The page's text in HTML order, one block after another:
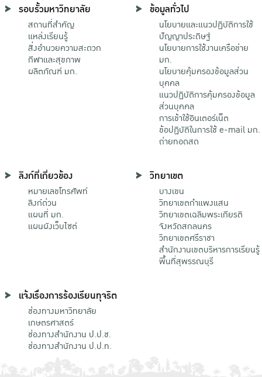
รอบรั้วมหาวิทยาลัย
สถานที่สำคัญ
แหล่งเรียนรู้
สิ่งอำนวยความสะดวก
กีฬาและสุขภาพ
ผลิตภัณฑ์ มก.
ข้อมูลทั่วไป
นโยบายและแนวปฏิบัติการใช้
ปัญญาประดิษฐ์
นโยบายการใช้งานเครือข่าย
มก.
นโยบายคุ้มครองข้อมูลส่วน
บุคคล
แนวปฏิบัติการคุ้มครองข้อมูล
ส่วนบุคคล
การเข้าใช้อินเตอร์เน็ต
ข้อปฏิบัติในการใช้ e-mail มก.
ถ่ายทอดสด
ลิงก์ที่เกี่ยวข้อง
หมายเลขโทรศัพท์
ลิงก์ด่วน
แผนที่ มก.
แผนผังเว็บไซต์
วิทยาเขต
บางเขน
วิทยาเขตกําแพงแสน
วิทยาเขตเฉลิมพระเกียรติ
จังหวัดสกลนคร
วิทยาเขตศรีราชา
สำนักงานเขตบริหารการเรียนรู้
พื้นที่สุพรรณบุรี
แจ้งเรื่องการร้องเรียนทุจริต
ช่องทางมหาวิทยาลัย
เกษตรศาสตร์
ช่องทางสำนักงาน ป.ป.ช.
ช่องทางสำนักงาน ป.ป.ท.